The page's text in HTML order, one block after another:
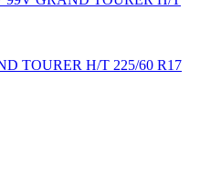
TOURER H/T 225/60 R17